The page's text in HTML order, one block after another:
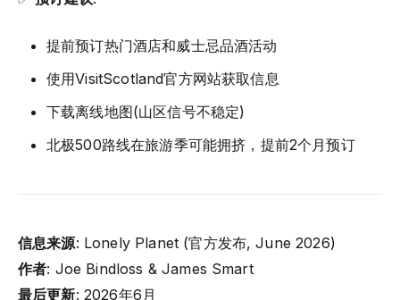
提前预订热门酒店和威士忌品酒活动
使用VisitScotland官方网站获取信息
下载离线地图(山区信号不稳定)
北极500路线在旅游季可能拥挤，提前2个月预订
信息来源: Lonely Planet (官方发布, June 2026)
作者: Joe Bindloss & James Smart
最后更新: 2026年6月